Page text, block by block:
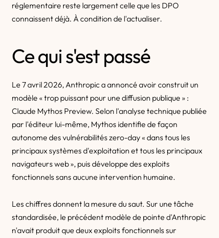
réglementaire reste largement celle que les DPO
connaissent déjà. À condition de l'actualiser.
Ce qui s'est passé
Le 7 avril 2026, Anthropic a annoncé avoir construit un
modèle « trop puissant pour une diffusion publique » :
Claude Mythos Preview. Selon l'analyse technique publiée
par l'éditeur lui-même, Mythos identifie de façon
autonome des vulnérabilités zero-day « dans tous les
principaux systèmes d'exploitation et tous les principaux
navigateurs web », puis développe des exploits
fonctionnels sans aucune intervention humaine.
Les chiffres donnent la mesure du saut. Sur une tâche
standardisée, le précédent modèle de pointe d'Anthropic
n'avait produit que deux exploits fonctionnels sur